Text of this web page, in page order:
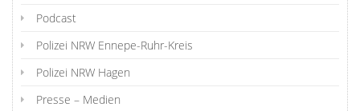
Podcast
Polizei NRW Ennepe-Ruhr-Kreis
Polizei NRW Hagen
Presse – Medien